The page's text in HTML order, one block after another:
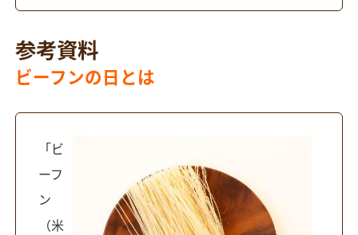
参考資料
ビーフンの日とは
「ビ
ーフ
ン
（米